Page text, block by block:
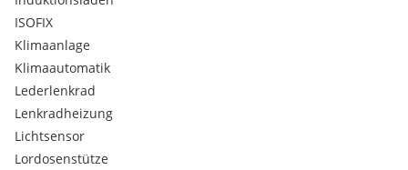
Scheckheftgepflegt
beheizte Aussenspiegel
Lordosenstütze
IsoFix
Sitzheizung
Tempomat
Leichtmetallfelgen
Stabilitätsprogramm (ESP)
ISOFIX
Klimaanlage
Klimaautomatik
Lederlenkrad
Lenkradheizung
Lichtsensor
Lordosenstütze